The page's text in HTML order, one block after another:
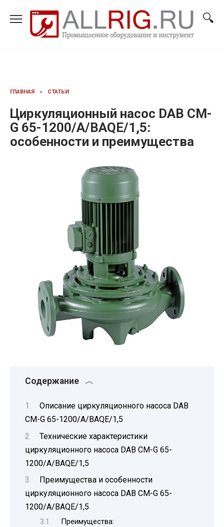
содержанию
ГЛАВНАЯ » СТАТЬИ
Циркуляционный насос DAB CM-
G 65-1200/A/BAQE/1,5:
особенности и преимущества
Содержание
Описание циркуляционного насоса DAB
CM-G 65-1200/A/BAQE/1,5
Технические характеристики
циркуляционного насоса DAB CM-G 65-
1200/A/BAQE/1,5
Преимущества и особенности
циркуляционного насоса DAB CM-G 65-
1200/A/BAQE/1,5
Преимущества: